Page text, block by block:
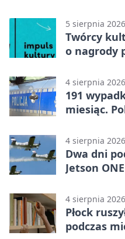
5 sierpnia 2026
Twórcy
o nagrody
4 sierpnia 2026
191
miesiąc.
4 sierpnia 2026
Dwa dni
Jetson
4 sierpnia 2026
Płock
podczas